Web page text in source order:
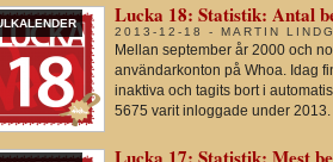
Lucka 18: Statistik: Antal
2013-12-18 - MARTIN
Mellan september år 2000 och
användarkonton på Whoa. Idag
inaktiva och tagits bort i
5675 varit inloggade under